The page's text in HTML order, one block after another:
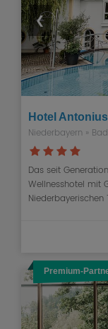
❮
Hotel
Niederbayern »
Das seit
Wellnesshotel mit
Niederbayerischen
Premium-